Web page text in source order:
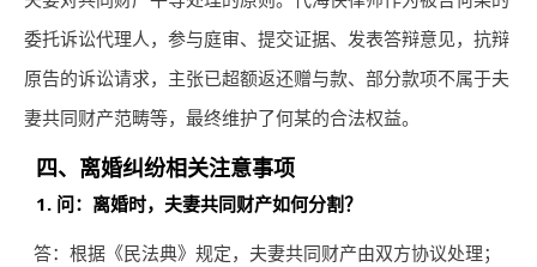
委托诉讼代理人，参与庭审、提交证据、发表答辩意见，抗辩
原告的诉讼请求，主张已超额返还赠与款、部分款项不属于夫
妻共同财产范畴等，最终维护了何某的合法权益。
四、离婚纠纷相关注意事项
1. 问：离婚时，夫妻共同财产如何分割？
答：根据《民法典》规定，夫妻共同财产由双方协议处理；